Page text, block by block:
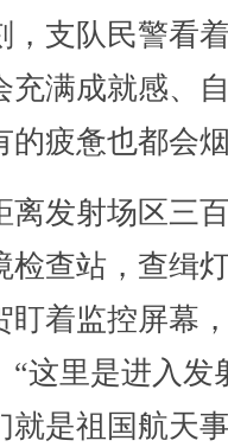
，支队民警看
充满成就感、
的疲惫也都会烟
发射场区三百
检查站，查缉
盯着监控屏幕
“这里是进入发
就是祖国航天